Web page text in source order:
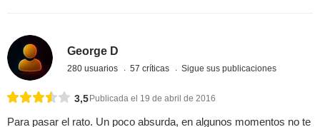
George D
280 usuarios 57 críticas Sigue sus publicaciones
3,5 Publicada el 19 de abril de 2016
Para pasar el rato. Un poco absurda, en algunos momentos no te